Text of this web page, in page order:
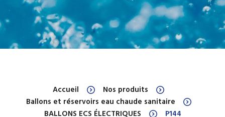
Accueil
Nos produits
Ballons et réservoirs eau chaude sanitaire
BALLONS ECS ÉLECTRIQUES
P144